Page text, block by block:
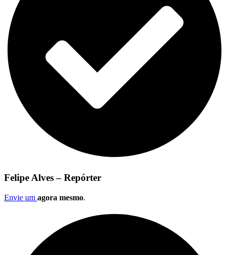
Felipe Alves – Repórter
Envie um agora mesmo.